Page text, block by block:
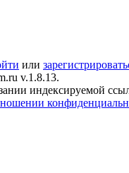
или
v.1.8.13.
индексируемой